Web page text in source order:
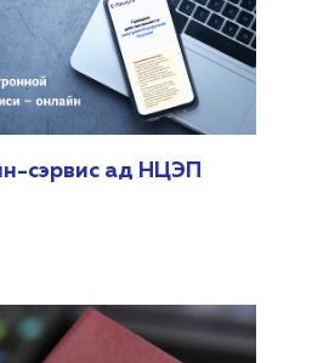
сэрвис ад НЦЭП